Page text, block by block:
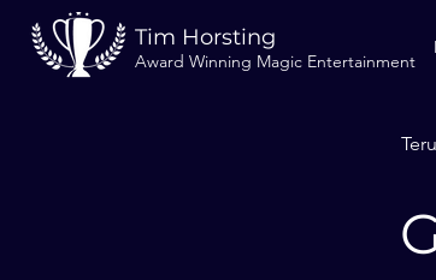
Tim Horsting
Award Winning Magic Entertainment